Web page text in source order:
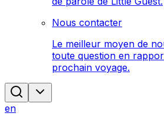
Nous contacter
Le meilleur moyen de
toute question en
prochain voyage.
en